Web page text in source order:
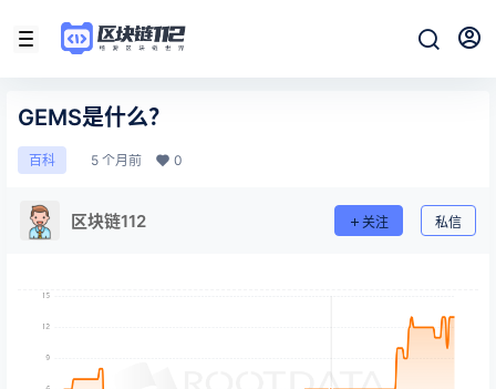
GEMS是什么？
百科 5 个月前 0
区块链112 关注 私信